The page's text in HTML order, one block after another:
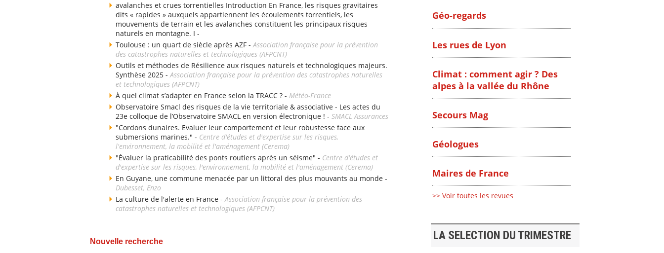
avalanches et crues torrentielles Introduction En France, les risques gravitaires
dits « rapides » auxquels appartiennent les écoulements torrentiels, les
mouvements de terrain et les avalanches constituent les principaux risques
naturels en montagne. I -
Toulouse : un quart de siècle après AZF -Association française pour la prévention
des catastrophes naturelles et technologiques (AFPCNT)
Outils et méthodes de Résilience aux risques naturels et technologiques majeurs.
Synthèse 2025 -Association française pour la prévention des catastrophes naturelles
et technologiques (AFPCNT)
À quel climat s’adapter en France selon la TRACC ? - Météo-France
Observatoire Smacl des risques de la vie territoriale & associative - Les actes du
23e colloque de l’Observatoire SMACL en version électronique ! - SMACL Assurances
"Cordons dunaires. Evaluer leur comportement et leur robustesse face aux
submersions marines." - Centre d'études et d'expertise sur les risques,
l'environnement, la mobilité et l'aménagement (Cerema)
"Évaluer la praticabilité des ponts routiers après un séisme" - Centre d'études et
d'expertise sur les risques, l'environnement, la mobilité et l'aménagement (Cerema)
En Guyane, une commune menacée par un littoral des plus mouvants au monde -
Dubesset, Enzo
La culture de l'alerte en France -Association française pour la prévention des
catastrophes naturelles et technologiques (AFPCNT)
Nouvelle recherche
Géo-regards
Les rues de Lyon
Climat : comment agir ? Des
alpes à la vallée du Rhône
Secours Mag
Géologues
Maires de France
>> Voir toutes les revues
LA SELECTION DU TRIMESTRE